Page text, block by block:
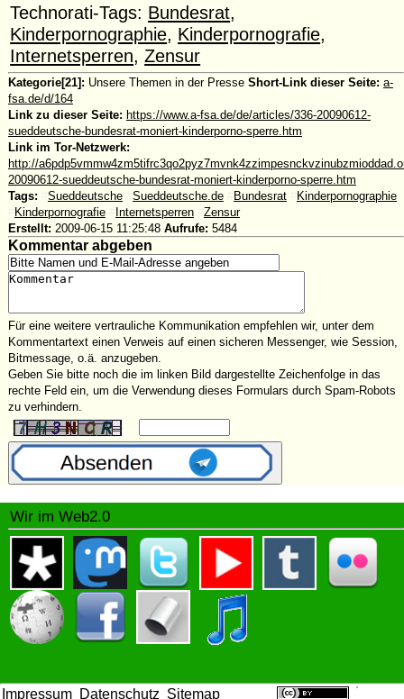
Technorati-Tags: Bundesrat,
Kinderpornographie, Kinderpornografie,
Internetsperren,Zensur
Kategorie[21]: Unsere Themen in der Presse Short-Link dieser Seite: a-
fsa.de/d/164
Link zu dieser Seite: https://www.a-fsa.de/de/articles/336-20090612-
sueddeutsche-bundesrat-moniert-kinderporno-sperre.htm
Link im Tor-Netzwerk:
http://
20090612-sueddeutsche-bundesrat-moniert-kinderporno-sperre.htm
Tags:
Sueddeutsche Sueddeutsche.de Bundesrat
Kinderpornographie
Kinderpornografie Internetsperren
Zensur
Erstellt: 2009-06-15 11:25:48 Aufrufe: 5484
Kommentar abgeben
Für eine weitere vertrauliche Kommunikation empfehlen wir, unter dem
Kommentartext einen Verweis auf einen sicheren Messenger, wie Session,
Bitmessage, o.ä. anzugeben.
Geben Sie bitte noch die im linken Bild dargestellte Zeichenfolge in das
rechte Feld ein, um die Verwendung dieses Formulars durch Spam-Robots
zu verhindern.
Wir im Web2.0
Impressum Datenschutz Sitemap